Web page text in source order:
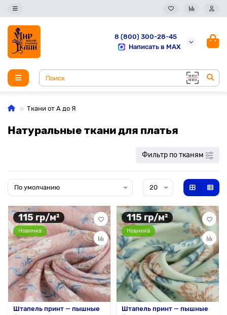
8 (800) 300-28-45
Написать в MAX
Ткани от А до Я
Натуральные ткани для платья
Фильтр по тканям
115 гр/м²
Новинка
Штапель принт — пышные
115 гр/м²
Новинка
Штапель принт — пышные